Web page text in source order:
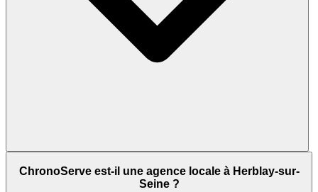
ChronoServe est-il une agence locale à Herblay-sur-
Seine ?